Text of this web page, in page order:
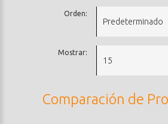
Orden:
Predeterminado
Mostrar:
15
Comparación de